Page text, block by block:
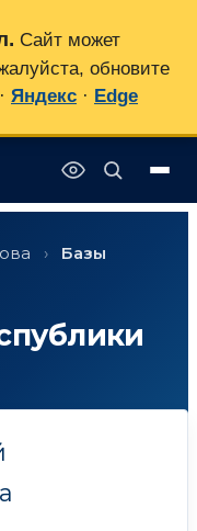
›
Базы
Сайт может
обновите
· Яндекс · Edge